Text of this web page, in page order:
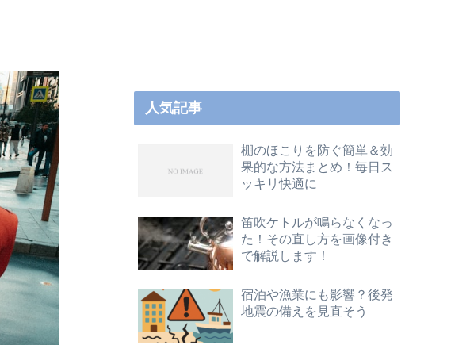
人気記事
棚のほこりを防ぐ簡単＆効
果的な方法まとめ！毎日ス
ッキリ快適に
笛吹ケトルが鳴らなくなっ
た！その直し方を画像付き
で解説します！
宿泊や漁業にも影響？後発
地震の備えを見直そう